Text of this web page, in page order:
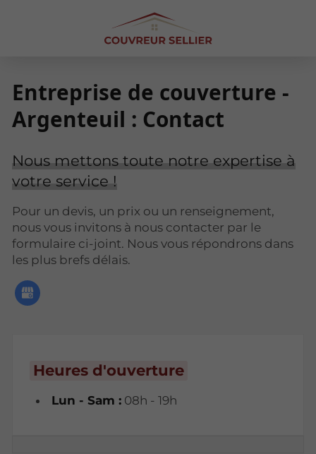
Entreprise de couverture -
Argenteuil : Contact
Nous mettons toute notre expertise à
votre service !
Pour un devis, un prix ou un renseignement,
nous vous invitons à nous contacter par le
formulaire ci-joint. Nous vous répondrons dans
les plus brefs délais.
Heures d'ouverture
Lun - Sam :08h - 19h